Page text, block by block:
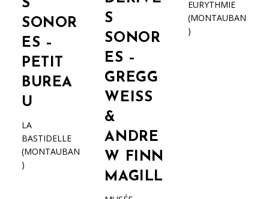
S
SONOR
ES –
PETIT
BUREA
U
LA
BASTIDELLE
(MONTAUBAN
)
S
SONOR
ES –
GREGG
WEISS
&
ANDRE
W FINN
MAGILL
EURYTHMIE
(MONTAUBAN
)